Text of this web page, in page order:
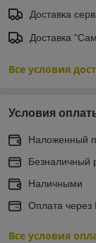
Доставка
Доставка
Все условия
Условия
Наложенный
Безналичный
Наличными
Оплата
Все условия